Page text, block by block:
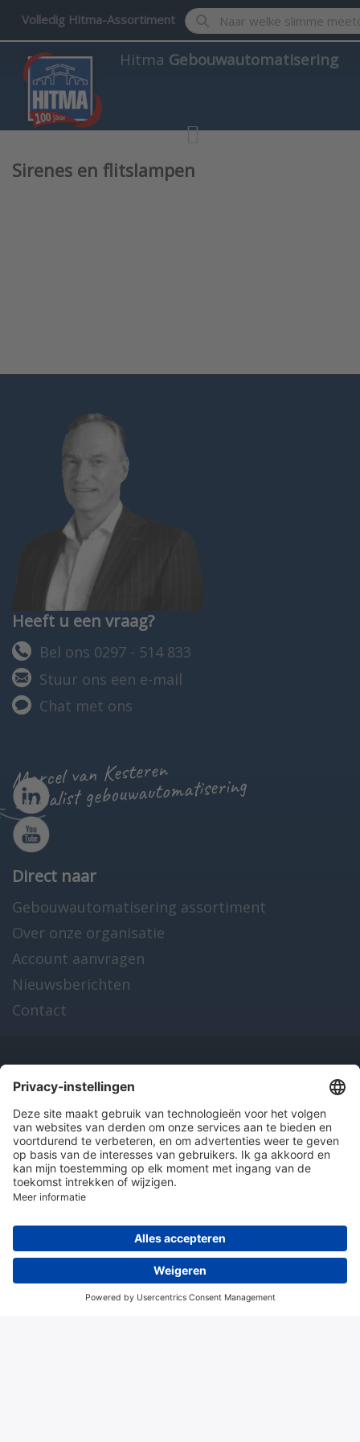
Volledig Hitma-Assortiment Enter a search term.
Hitma Gebouwautomatisering
Sirenes en flitslampen
Heeft u een vraag?
Bel ons 0297 - 514 833
Stuur ons een e-mail
Chat met ons
Marcel van Kesteren
specialist gebouwautomatisering
Direct naar
Gebouwautomatisering assortiment
Over onze organisatie
Account aanvragen
Nieuwsberichten
Contact
Onze producten
en diensten
Over Hitma
Algemene voorwaarden Disclaimer
Colofon
© 2026 Hitma B.V.